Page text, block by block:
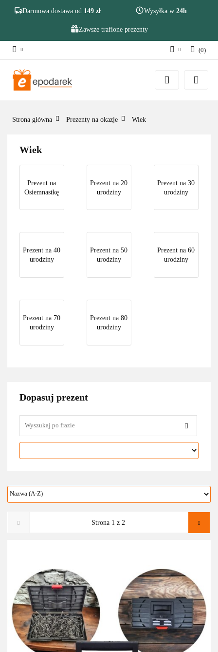
Darmowa dostawa od 149 zł Wysyłka w 24h
Zawsze trafione prezenty
Szukaj
Zaloguj się
Zarejestruj się
(0)
Strona główna Prezenty na okazje Wiek
Wiek
Prezent na
Osiemnastkę
Prezent na 20
urodziny
Prezent na 30
urodziny
Prezent na 40
urodziny
Prezent na 50
urodziny
Prezent na 60
urodziny
Prezent na 70
urodziny
Prezent na 80
urodziny
Dopasuj prezent